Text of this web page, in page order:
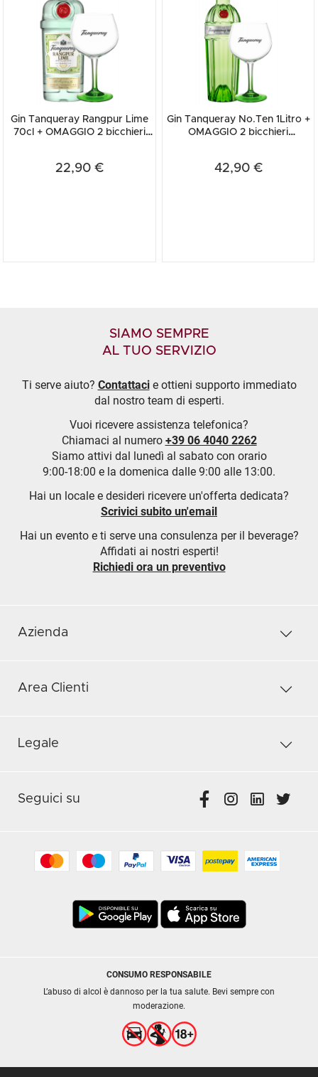
Gin Tanqueray Rangpur Lime
70cl + OMAGGIO 2 bicchieri
22,90 €
Gin Tanqueray No.Ten 1Litro +
OMAGGIO 2 bicchieri
42,90 €
SIAMO SEMPRE
AL TUO SERVIZIO
Ti serve aiuto? Contattacie ottieni supporto immediato
dal nostro team di esperti.
Vuoi ricevere assistenza telefonica?
Chiamaci al numero +39 06 4040 2262
Siamo attivi dal lunedì al sabato con orario
9:00-18:00 e la domenica dalle 9:00 alle 13:00.
Hai un locale e desideri ricevere un'offerta dedicata?
Scrivici subito un'email
Hai un evento e ti serve una consulenza per il beverage?
Affidati ai nostri esperti!
Richiedi ora un preventivo
Azienda
Area Clienti
Legale
Seguici su
CONSUMO RESPONSABILE
L’abuso di alcol è dannoso per la tua salute. Bevi sempre con
moderazione.